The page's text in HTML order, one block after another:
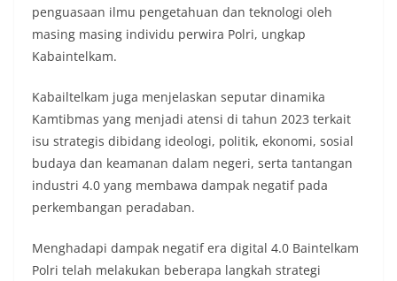
penguasaan ilmu pengetahuan dan teknologi oleh
masing masing individu perwira Polri, ungkap
Kabaintelkam.
Kabailtelkam juga menjelaskan seputar dinamika
Kamtibmas yang menjadi atensi di tahun 2023 terkait
isu strategis dibidang ideologi, politik, ekonomi, sosial
budaya dan keamanan dalam negeri, serta tantangan
industri 4.0 yang membawa dampak negatif pada
perkembangan peradaban.
Menghadapi dampak negatif era digital 4.0 Baintelkam
Polri telah melakukan beberapa langkah strategi